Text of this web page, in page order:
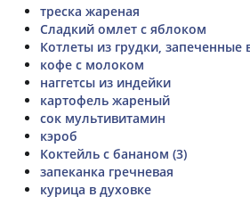
треска жареная
Сладкий омлет с яблоком
Котлеты из грудки, запеченные
кофе с молоком
наггетсы из индейки
картофель жареный
сок мультивитамин
кэроб
Коктейль с бананом (3)
запеканка гречневая
курица в духовке